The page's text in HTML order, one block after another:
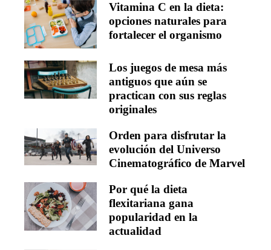
Vitamina C en la dieta:
opciones naturales para
fortalecer el organismo
Los juegos de mesa más
antiguos que aún se
practican con sus reglas
originales
Orden para disfrutar la
evolución del Universo
Cinematográfico de Marvel
Por qué la dieta
flexitariana gana
popularidad en la
actualidad